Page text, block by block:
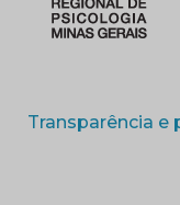
Transparência e